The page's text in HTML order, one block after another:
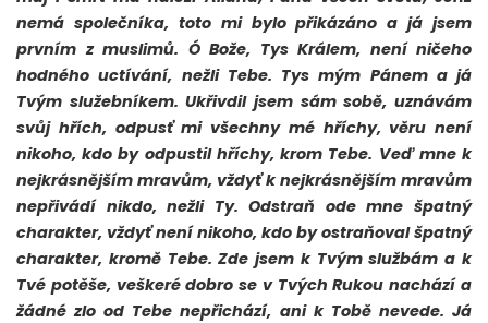
nemá společníka, toto mi bylo přikázáno a já jsem
prvním z muslimů. Ó Bože, Tys Králem, není ničeho
hodného uctívání, nežli Tebe. Tys mým Pánem a já
Tvým služebníkem. Ukřivdil jsem sám sobě, uznávám
svůj hřích, odpusť mi všechny mé hříchy, věru není
nikoho, kdo by odpustil hříchy, krom Tebe. Veď mne k
nejkrásnějším mravům, vždyť k nejkrásnějším mravům
nepřivádí nikdo, nežli Ty. Odstraň ode mne špatný
charakter, vždyť není nikoho, kdo by ostraňoval špatný
charakter, kromě Tebe. Zde jsem k Tvým službám a k
Tvé potěše, veškeré dobro se v Tvých Rukou nachází a
žádné zlo od Tebe nepřichází, ani k Tobě nevede. Já